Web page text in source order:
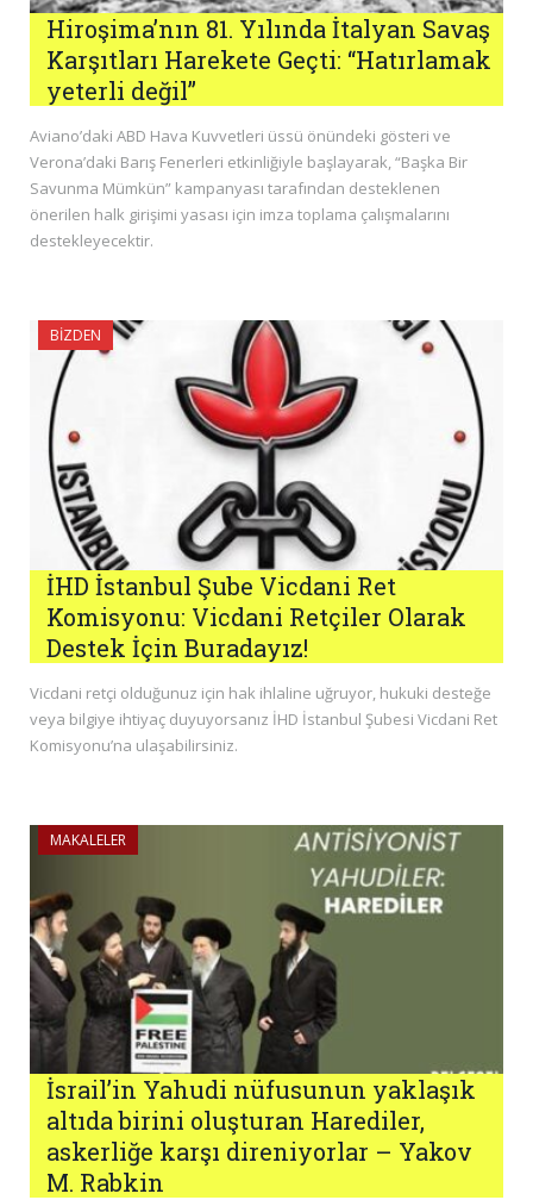
Hiroşima’nın 81. Yılında İtalyan Savaş
Karşıtları Harekete Geçti: “Hatırlamak
yeterli değil”
Aviano’daki ABD Hava Kuvvetleri üssü önündeki gösteri ve
Verona’daki Barış Fenerleri etkinliğiyle başlayarak, “Başka Bir
Savunma Mümkün” kampanyası tarafından desteklenen
önerilen halk girişimi yasası için imza toplama çalışmalarını
destekleyecektir.
BIZDEN
İHD İstanbul Şube Vicdani Ret
Komisyonu: Vicdani Retçiler Olarak
Destek İçin Buradayız!
Vicdani retçi olduğunuz için hak ihlaline uğruyor, hukuki desteğe
veya bilgiye ihtiyaç duyuyorsanız İHD İstanbul Şubesi Vicdani Ret
Komisyonu’na ulaşabilirsiniz.
MAKALELER
İsrail’in Yahudi nüfusunun yaklaşık
altıda birini oluşturan Harediler,
askerliğe karşı direniyorlar – Yakov
M. Rabkin